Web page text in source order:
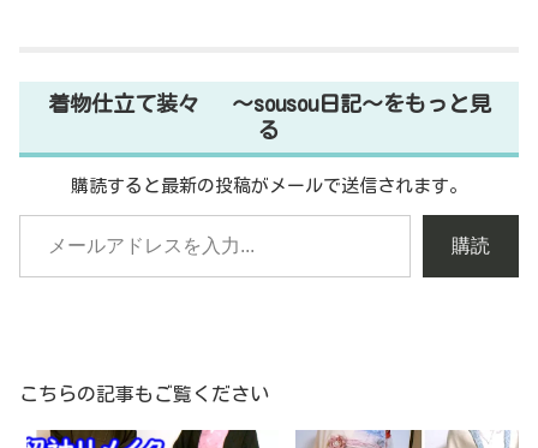
着物仕立て装々 ～sousou日記～をもっと見
る
購読すると最新の投稿がメールで送信されます。
購読
こちらの記事もご覧ください